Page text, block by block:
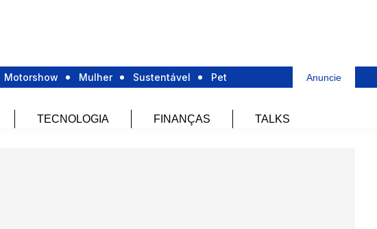
Motorshow Mulher Sustentável Pet Anuncie
TECNOLOGIA FINANÇAS TALKS